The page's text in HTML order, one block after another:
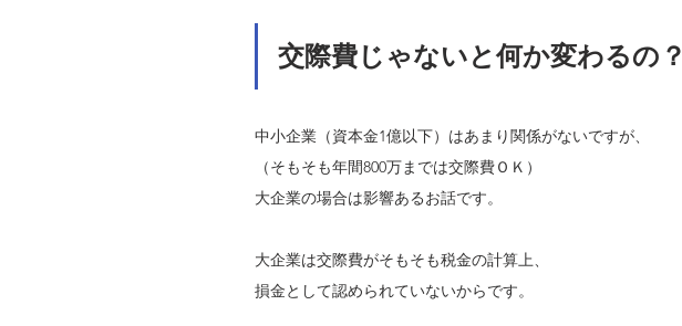
交際費じゃないと何か変わるの？
中小企業（資本金1億以下）はあまり関係がないですが、
（そもそも年間800万までは交際費ＯＫ）
大企業の場合は影響あるお話です。
大企業は交際費がそもそも税金の計算上、
損金として認められていないからです。